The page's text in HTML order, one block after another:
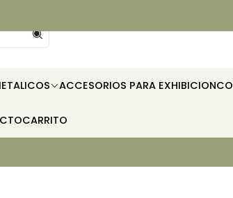
ACCESORIOS PARA EXHIBICION
CARRITO
EQUIPAMOS